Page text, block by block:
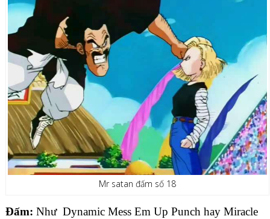
Mr satan đấm số 18
Đấm: Như Dynamic Mess Em Up Punch hay Miracle